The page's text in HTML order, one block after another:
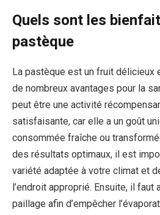
Quels sont les
pastèque
La pastèque est un fruit
de nombreux avantages pour la
peut être une activité
satisfaisante, car elle a un goût
consommée fraîche ou
des résultats optimaux, il est
variété adaptée à votre climat et
l’endroit approprié. Ensuite, il faut
paillage afin d’empêcher